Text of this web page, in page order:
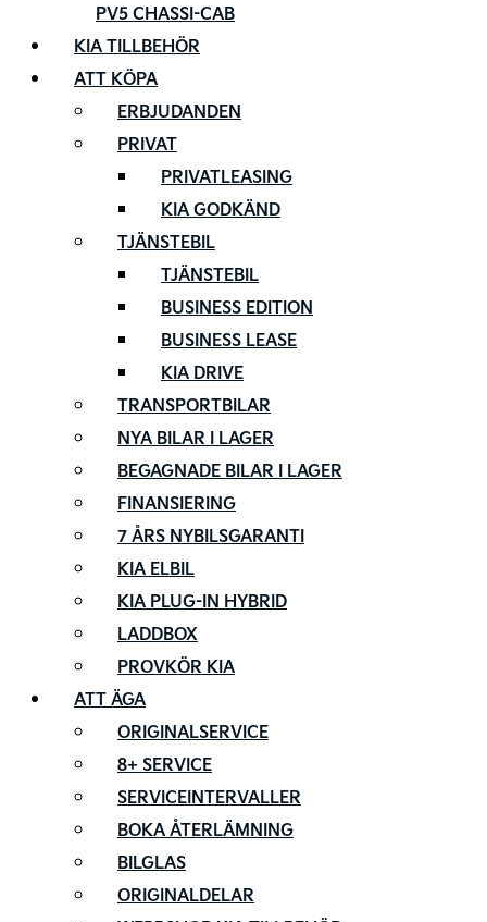
PV5 CHASSI-CAB
KIA TILLBEHÖR
ATT KÖPA
ERBJUDANDEN
PRIVAT
PRIVATLEASING
KIA GODKÄND
TJÄNSTEBIL
TJÄNSTEBIL
BUSINESS EDITION
BUSINESS LEASE
KIA DRIVE
TRANSPORTBILAR
NYA BILAR I LAGER
BEGAGNADE BILAR I LAGER
FINANSIERING
7 ÅRS NYBILSGARANTI
KIA ELBIL
KIA PLUG-IN HYBRID
LADDBOX
PROVKÖR KIA
ATT ÄGA
ORIGINALSERVICE
8+ SERVICE
SERVICEINTERVALLER
BOKA ÅTERLÄMNING
BILGLAS
ORIGINALDELAR